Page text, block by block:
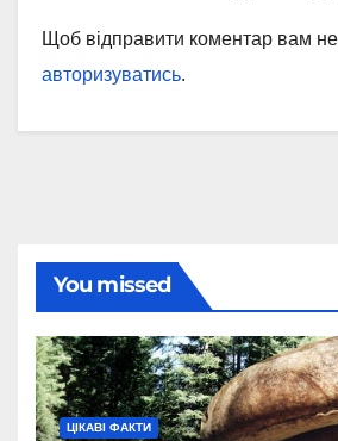
Щоб відправити коментар вам
авторизуватись.
You missed
ЦІКАВІ ФАКТИ